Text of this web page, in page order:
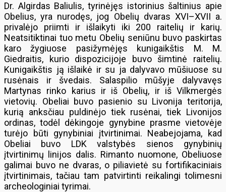
Dr. Algirdas Baliulis, tyrinėjęs istorinius šaltinius apie
Obelius, yra nurodęs, jog Obelių dvaras XVI–XVII a.
privalėjo priimti ir išlaikyti iki 200 raitelių ir karių.
Neatsitiktinai tuo metu Obelių seniūnu buvo paskirtas
karo žygiuose pasižymėjęs kunigaikštis M. M.
Giedraitis, kurio dispozicijoje buvo šimtinė raitelių.
Kunigaikštis ją išlaikė ir su ja dalyvavo mūšiuose su
rusėnais ir švedais. Salaspilio mūšyje dalyvavęs
Martynas rinko karius ir iš Obelių, ir iš Vilkmergės
vietovių. Obeliai buvo pasienio su Livonija teritorija,
kurią anksčiau puldinėjo tiek rusėnai, tiek Livonijos
ordinas, todėl dėkingoje gynybine prasme vietovėje
turėjo būti gynybiniai įtvirtinimai. Neabejojama, kad
Obeliai buvo LDK valstybės sienos gynybinių
įtvirtinimų linijos dalis. Rimanto nuomone, Obeliuose
galimai buvo ne dvaras, o piliavietė su fortifikaciniais
įtvirtinimais, tačiau tam patvirtinti reikalingi tolimesni
archeologiniai tyrimai.